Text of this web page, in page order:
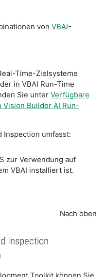
von VBAI-
Time-Zielsysteme
in VBAI Run-Time
Sie unter Verfügbare
Vision Builder AI Run-
Inspection umfasst:
zur Verwendung auf
VBAI installiert ist.
Nach oben
Inspection